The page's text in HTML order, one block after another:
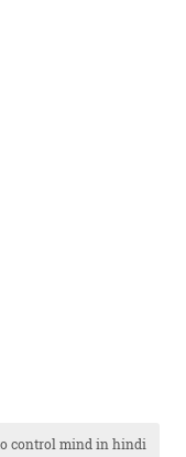
control mind in hindi